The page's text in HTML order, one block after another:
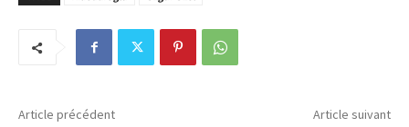
Article précédent Article suivant